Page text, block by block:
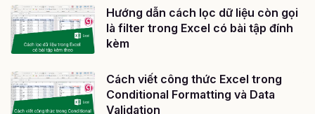
Hướng dẫn cách lọc dữ liệu còn gọi
là filter trong Excel có bài tập đính
kèm
Cách viết công thức Excel trong
Conditional Formatting và Data
Validation